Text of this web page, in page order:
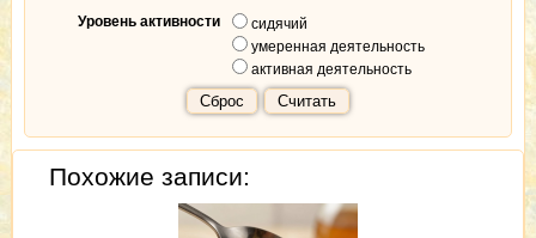
Уровень активности
сидячий
умеренная деятельность
активная деятельность
Сброс Считать
Похожие записи: